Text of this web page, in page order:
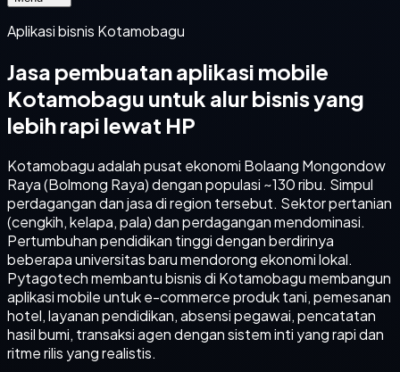
Aplikasi bisnis Kotamobagu
Jasa pembuatan aplikasi mobile
Kotamobagu untuk alur bisnis yang
lebih rapi lewat HP
Kotamobagu adalah pusat ekonomi Bolaang Mongondow
Raya (Bolmong Raya) dengan populasi ~130 ribu. Simpul
perdagangan dan jasa di region tersebut. Sektor pertanian
(cengkih, kelapa, pala) dan perdagangan mendominasi.
Pertumbuhan pendidikan tinggi dengan berdirinya
beberapa universitas baru mendorong ekonomi lokal.
Pytagotech membantu bisnis di Kotamobagu membangun
aplikasi mobile untuk e-commerce produk tani, pemesanan
hotel, layanan pendidikan, absensi pegawai, pencatatan
hasil bumi, transaksi agen dengan sistem inti yang rapi dan
ritme rilis yang realistis.